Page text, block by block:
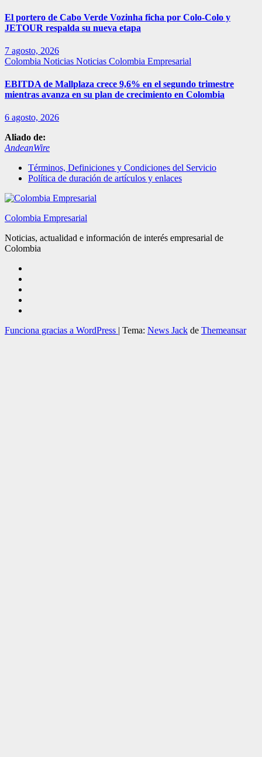
El portero de Cabo Verde Vozinha ficha por Colo-Colo y
JETOUR respalda su nueva etapa
7 agosto, 2026
Colombia Noticias Noticias Colombia Empresarial
EBITDA de Mallplaza crece 9,6% en el segundo trimestre
mientras avanza en su plan de crecimiento en Colombia
6 agosto, 2026
Aliado de:
AndeanWire
Términos, Definiciones y Condiciones del Servicio
Política de duración de artículos y enlaces
Colombia Empresarial
Noticias, actualidad e información de interés empresarial de
Colombia
Funciona gracias a WordPress | Tema: News Jack de Themeansar